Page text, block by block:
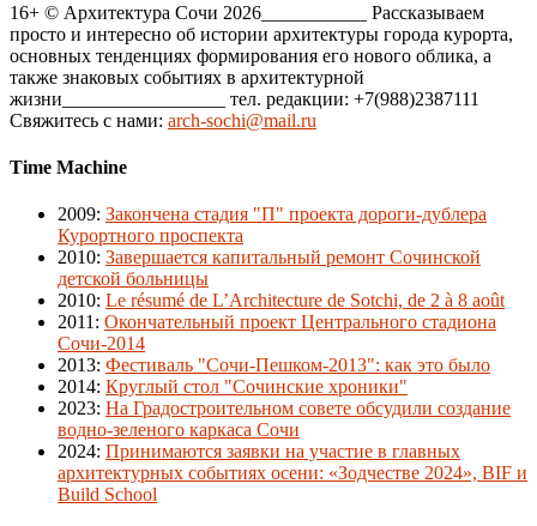
16+ © Архитектура Сочи 2026___________ Рассказываем
просто и интересно об истории архитектуры города курорта,
основных тенденциях формирования его нового облика, а
также знаковых событиях в архитектурной
жизни_________________ тел. редакции: +7(988)2387111
Свяжитесь с нами: arch-sochi@mail.ru
Time Machine
2009: Закончена стадия "П" проекта дороги-дублера
Курортного проспекта
2010: Завершается капитальный ремонт Сочинской
детской больницы
2010: Le résumé de L’Architecture de Sotchi, de 2 à 8 août
2011 : Окончательный проект Центрального стадиона
Сочи-2014
2013: Фестиваль "Сочи-Пешком-2013": как это было
2014: Круглый стол "Сочинские хроники"
2023: На Градостроительном совете обсудили создание
водно-зеленого каркаса Сочи
2024: Принимаются заявки на участие в главных
архитектурных событиях осени: «Зодчестве 2024», BIF и
Build School